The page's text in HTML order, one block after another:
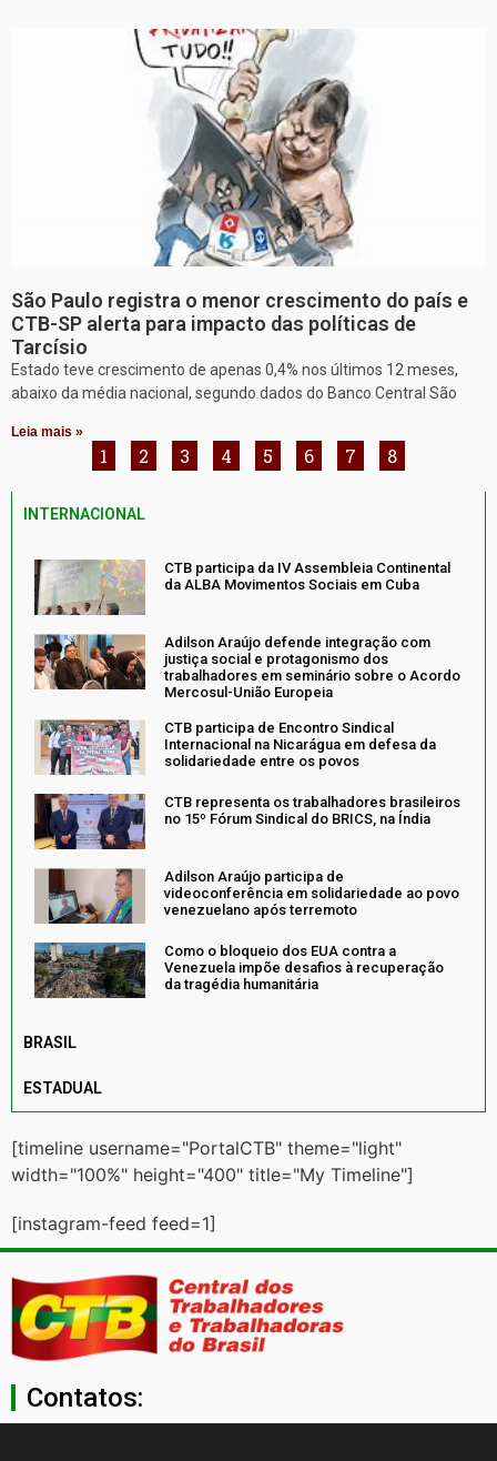
São Paulo registra o menor crescimento do país e
CTB-SP alerta para impacto das políticas de
Tarcísio
Estado teve crescimento de apenas 0,4% nos últimos 12 meses,
abaixo da média nacional, segundo dados do Banco Central São
Leia mais »
1 2 3 4 5 6 7 8
INTERNACIONAL
CTB participa da IV Assembleia Continental
da ALBA Movimentos Sociais em Cuba
Adilson Araújo defende integração com
justiça social e protagonismo dos
trabalhadores em seminário sobre o Acordo
Mercosul-União Europeia
CTB participa de Encontro Sindical
Internacional na Nicarágua em defesa da
solidariedade entre os povos
CTB representa os trabalhadores brasileiros
no 15º Fórum Sindical do BRICS, na Índia
Adilson Araújo participa de
videoconferência em solidariedade ao povo
venezuelano após terremoto
Como o bloqueio dos EUA contra a
Venezuela impõe desafios à recuperação
da tragédia humanitária
BRASIL
ESTADUAL
[timeline username="PortalCTB" theme="light"
width="100%" height="400" title="My Timeline"]
[instagram-feed feed=1]
Contatos: